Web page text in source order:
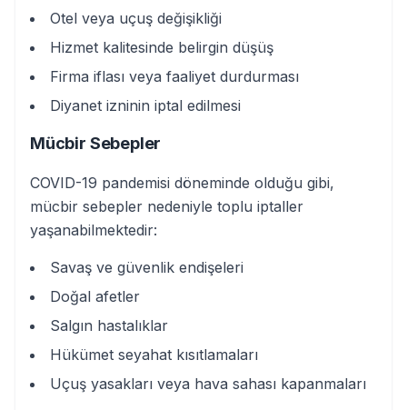
Otel veya uçuş değişikliği
Hizmet kalitesinde belirgin düşüş
Firma iflası veya faaliyet durdurması
Diyanet izninin iptal edilmesi
Mücbir Sebepler
COVID-19 pandemisi döneminde olduğu gibi,
mücbir sebepler nedeniyle toplu iptaller
yaşanabilmektedir:
Savaş ve güvenlik endişeleri
Doğal afetler
Salgın hastalıklar
Hükümet seyahat kısıtlamaları
Uçuş yasakları veya hava sahası kapanmaları